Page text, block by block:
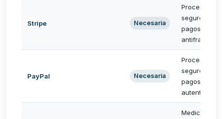
Stripe Necesaria
seguro de
pagos y
antifraude
PayPal Necesaria
seguro de
pagos y
Medición de